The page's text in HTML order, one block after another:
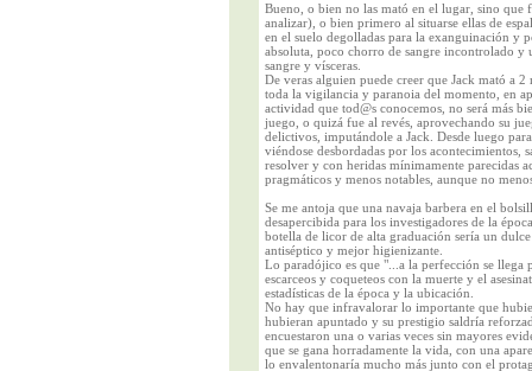
Bueno, o bien no las mató en el lugar, sino que
analizar), o bien primero al situarse ellas de
en el suelo degolladas para la exanguinación y
absoluta, poco chorro de sangre incontrolado y
sangre y vísceras.
De veras alguien puede creer que Jack mató a
toda la vigilancia y paranoia del momento, en
actividad que tod@s conocemos, no será más
juego, o quizá fue al revés, aprovechando su
delictivos, imputándole a Jack. Desde luego
viéndose desbordadas por los acontecimientos,
resolver y con heridas mínimamente parecidas
pragmáticos y menos notables, aunque no
Se me antoja que una navaja barbera en el
desapercibida para los investigadores de la
botella de licor de alta graduación sería un
antiséptico y mejor higienizante.
Lo paradójico es que "...a la perfección se llega
escarceos y coqueteos con la muerte y el
estadísticas de la época y la ubicación.
No hay que infravalorar lo importante que
hubieran apuntado y su prestigio saldría
encuestaron una o varias veces sin mayores
que se gana horradamente la vida, con una
lo envalentonaría mucho más junto con el